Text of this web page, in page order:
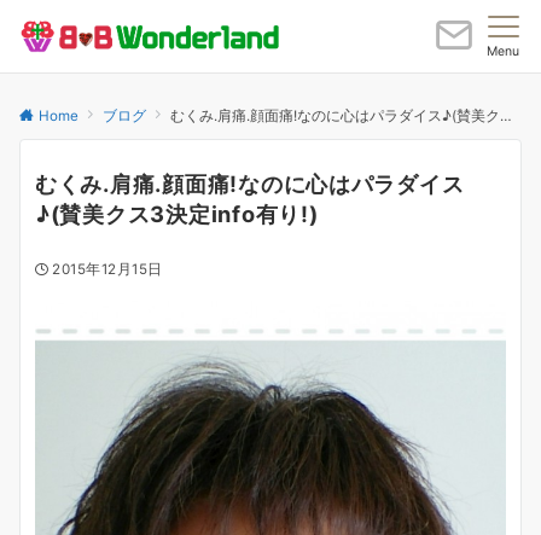
Menu
Home ブログ むくみ.肩痛.顔面痛!なのに心はパラダイス♪(賛美クス3決定info有り!)
むくみ.肩痛.顔面痛!なのに心はパラダイス
♪(賛美クス3決定info有り!)
2015年12月15日